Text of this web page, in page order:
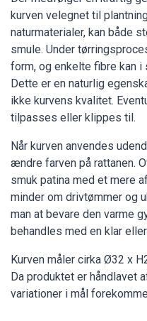
kurven velegnet til
naturmaterialer, kan både
smule. Under
form, og enkelte fibre kan
Dette er en naturlig
ikke kurvens kvalitet.
tilpasses eller klippes til.
Når kurven anvendes
ændre farven på rattanen.
smuk patina med et mere
minder om drivtømmer og
man at bevare den varme
behandles med en klar
Kurven måler cirka Ø32 x
Da produktet er håndlavet
variationer i mål